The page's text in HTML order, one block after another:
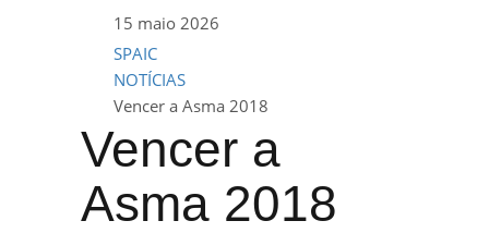
15 maio 2026
SPAIC
NOTÍCIAS
Vencer a Asma 2018
Vencer a
Asma 2018